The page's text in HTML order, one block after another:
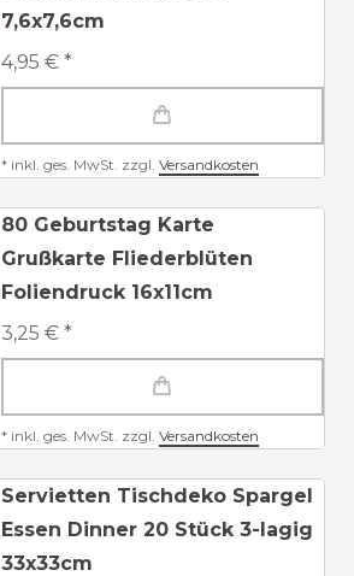
7,6x7,6cm
4,95 € *
* inkl. ges. MwSt. zzgl. Versandkosten
80 Geburtstag Karte
Grußkarte Fliederblüten
Foliendruck 16x11cm
3,25 € *
* inkl. ges. MwSt. zzgl. Versandkosten
Servietten Tischdeko Spargel
Essen Dinner 20 Stück 3-lagig
33x33cm